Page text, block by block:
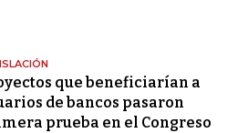
que beneficiarían a
de bancos pasaron
prueba en el Congreso